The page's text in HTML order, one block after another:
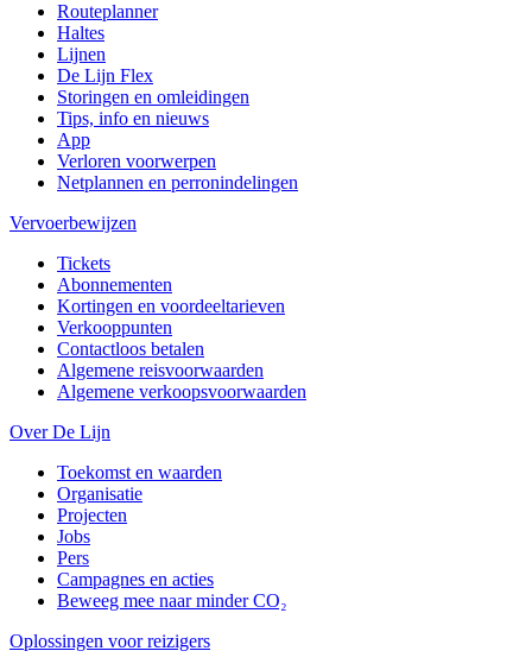
Routeplanner
Haltes
Lijnen
De Lijn Flex
Storingen en omleidingen
Tips, info en nieuws
App
Verloren voorwerpen
Netplannen en perronindelingen
Vervoerbewijzen
Tickets
Abonnementen
Kortingen en voordeeltarieven
Verkooppunten
Contactloos betalen
Algemene reisvoorwaarden
Algemene verkoopsvoorwaarden
Over De Lijn
Toekomst en waarden
Organisatie
Projecten
Jobs
Pers
Campagnes en acties
Beweeg mee naar minder CO₂
Oplossingen voor reizigers